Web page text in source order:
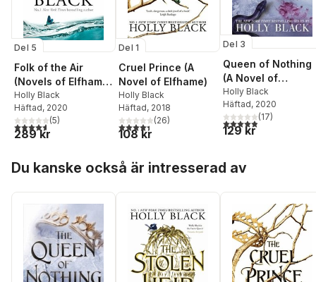
Del 5
Folk of the Air
(Novels of Elfhame)
Series Boxset
Holly Black
Häftad, 2020
4,6utav 5 stjärnor. Totalt antal röster:
(5)
289 kr
Del 1
Cruel Prince (A
Novel of Elfhame)
Holly Black
Häftad, 2018
4,4utav 5 stjärnor. Totalt antal röster:
(26)
108 kr
Del 3
Queen of Nothing
(A Novel of
Elfhame)
Holly Black
Häftad, 2020
4,9utav 5 stjärnor.
(17)
129 kr
Du kanske också är intresserad av